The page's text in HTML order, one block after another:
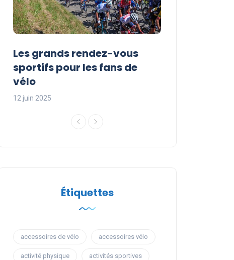
Les grands rendez-vous
sportifs pour les fans de
vélo
12 juin 2025
Étiquettes
accessoires de vélo accessoires vélo
activité physique activités sportives